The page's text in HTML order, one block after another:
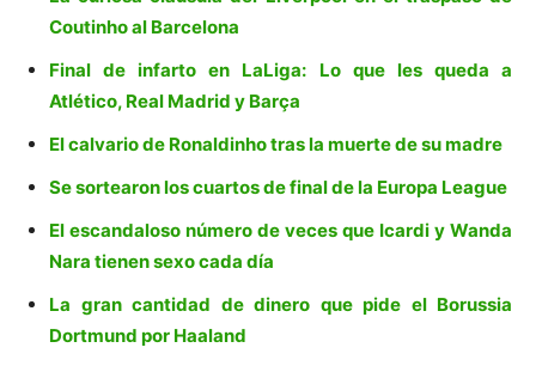
Coutinho al Barcelona
Final de infarto en LaLiga: Lo que les queda a
Atlético, Real Madrid y Barça
El calvario de Ronaldinho tras la muerte de su madre
Se sortearon los cuartos de final de la Europa League
El escandaloso número de veces que Icardi y Wanda
Nara tienen sexo cada día
La gran cantidad de dinero que pide el Borussia
Dortmund por Haaland